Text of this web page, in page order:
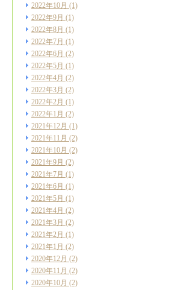
2022年10月 (1)
2022年9月 (1)
2022年8月 (1)
2022年7月 (1)
2022年6月 (2)
2022年5月 (1)
2022年4月 (2)
2022年3月 (2)
2022年2月 (1)
2022年1月 (2)
2021年12月 (1)
2021年11月 (2)
2021年10月 (2)
2021年9月 (2)
2021年7月 (1)
2021年6月 (1)
2021年5月 (1)
2021年4月 (2)
2021年3月 (2)
2021年2月 (1)
2021年1月 (2)
2020年12月 (2)
2020年11月 (2)
2020年10月 (2)